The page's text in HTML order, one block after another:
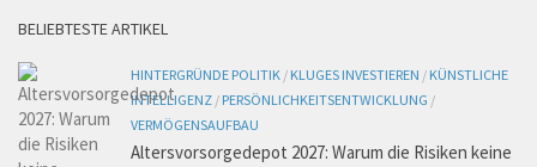
BELIEBTESTE ARTIKEL
HINTERGRÜNDE POLITIK / KLUGES INVESTIEREN / KÜNSTLICHE
INTELLIGENZ / PERSÖNLICHKEITSENTWICKLUNG /
VERMÖGENSAUFBAU
Altersvorsorgedepot 2027: Warum die Risiken keine